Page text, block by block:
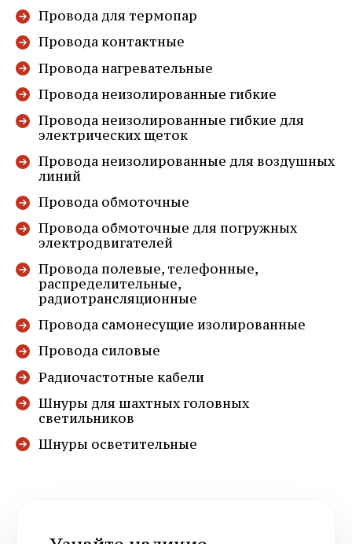
Провода для термопар
Провода контактные
Провода нагревательные
Провода неизолированные гибкие
Провода неизолированные гибкие для
электрических щеток
Провода неизолированные для воздушных
линий
Провода обмоточные
Провода обмоточные для погружных
электродвигателей
Провода полевые, телефонные,
распределительные,
радиотрансляционные
Провода самонесущие изолированные
Провода силовые
Радиочастотные кабели
Шнуры для шахтных головных
светильников
Шнуры осветительные
Узнайте наличие
продукции на складе
продукции или оперативно получите
актуальную информацию, обратившись по
телефону
ОТКРЫТЬ ФАЙЛ
ПОЗВОНИТЬ